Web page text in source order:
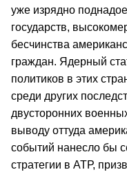
уже изрядно
государств,
бесчинства
граждан. Ядерный
политиков в этих
среди других
двусторонних
выводу оттуда
событий нанесло бы
стратегии в АТР,